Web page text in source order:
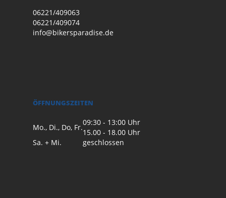
06221/409063
06221/409074
info@bikersparadise.de
ÖFFNUNGSZEITEN
Mo., Di., Do, Fr.
09:30 - 13:00 Uhr
15.00 - 18.00 Uhr
Sa. + Mi.
geschlossen